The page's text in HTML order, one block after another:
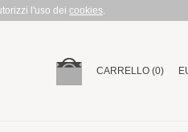
l'uso dei cookies.
CARRELLO (0)